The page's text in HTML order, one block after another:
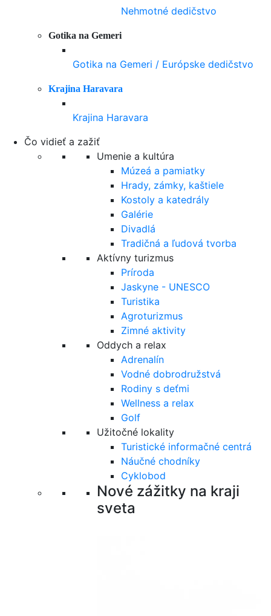
Nehmotné dedičstvo
Gotika na Gemeri
Gotika na Gemeri / Európske dedičstvo
Krajina Haravara
Krajina Haravara
Čo vidieť a zažiť
Umenie a kultúra
Múzeá a pamiatky
Hrady, zámky, kaštiele
Kostoly a katedrály
Galérie
Divadlá
Tradičná a ľudová tvorba
Aktívny turizmus
Príroda
Jaskyne - UNESCO
Turistika
Agroturizmus
Zimné aktivity
Oddych a relax
Adrenalín
Vodné dobrodružstvá
Rodiny s deťmi
Wellness a relax
Golf
Užitočné lokality
Turistické informačné centrá
Náučné chodníky
Cyklobod
Nové zážitky na kraji
sveta